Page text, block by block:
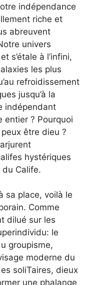
indépendance
riche et
abreuvent
univers
s’étale à l’infini,
les plus
refroidissement
jusqu’à la
indépendant
entier ? Pourquoi
être dieu ?
hystériques
Calife.
sa place, voilà le
Comme
dilué sur les
le
groupisme,
moderne du
soliTaires, dieux
une phalange